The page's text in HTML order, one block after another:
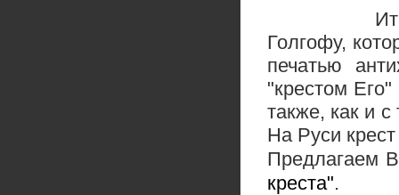
Голгофу,
печатью
"крестом
также, как и
На Руси
Предлагаем
креста".